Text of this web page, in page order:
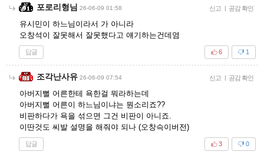
포로리형님 26-06-09 01:58 신고 | 공감 확인
유시민이 하느님이라서 가 아니라
오창석이 잘못해서 잘못했다고 얘기하는건데염
답글 1
6
조각난사유 26-06-09 07:54 신고 | 공감 확인
아버지뻘 어른한테 욕한걸 뭐라하는데
아버지뻘 어른이 하느님이냐는 뭔소리죠??
비판하다가 욕을 섞으면 그건 비판이 아니죠.
이딴것도 씨발 설명을 해줘야 되나 (오창슥이버전)
답글 0
3